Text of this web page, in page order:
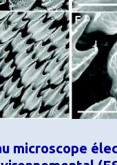
microscope